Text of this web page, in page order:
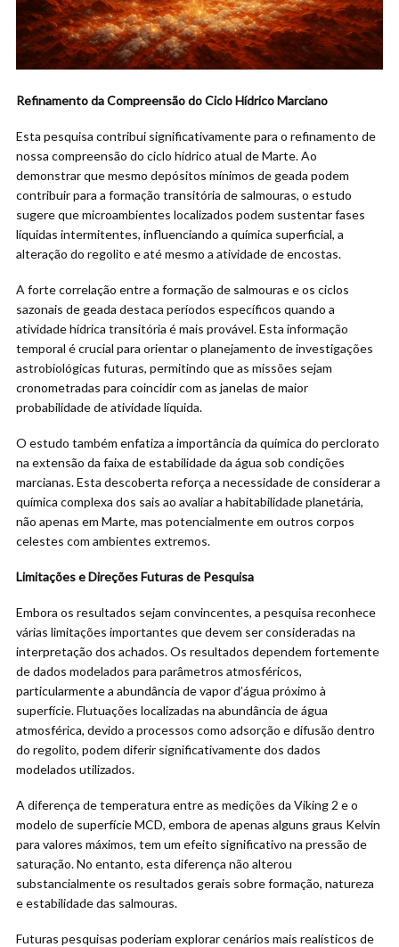
Refinamento da Compreensão do Ciclo Hídrico Marciano
Esta pesquisa contribui significativamente para o refinamento de
nossa compreensão do ciclo hídrico atual de Marte. Ao
demonstrar que mesmo depósitos mínimos de geada podem
contribuir para a formação transitória de salmouras, o estudo
sugere que microambientes localizados podem sustentar fases
líquidas intermitentes, influenciando a química superficial, a
alteração do regolito e até mesmo a atividade de encostas.
A forte correlação entre a formação de salmouras e os ciclos
sazonais de geada destaca períodos específicos quando a
atividade hídrica transitória é mais provável. Esta informação
temporal é crucial para orientar o planejamento de investigações
astrobiológicas futuras, permitindo que as missões sejam
cronometradas para coincidir com as janelas de maior
probabilidade de atividade líquida.
O estudo também enfatiza a importância da química do perclorato
na extensão da faixa de estabilidade da água sob condições
marcianas. Esta descoberta reforça a necessidade de considerar a
química complexa dos sais ao avaliar a habitabilidade planetária,
não apenas em Marte, mas potencialmente em outros corpos
celestes com ambientes extremos.
Limitações e Direções Futuras de Pesquisa
Embora os resultados sejam convincentes, a pesquisa reconhece
várias limitações importantes que devem ser consideradas na
interpretação dos achados. Os resultados dependem fortemente
de dados modelados para parâmetros atmosféricos,
particularmente a abundância de vapor d’água próximo à
superfície. Flutuações localizadas na abundância de água
atmosférica, devido a processos como adsorção e difusão dentro
do regolito, podem diferir significativamente dos dados
modelados utilizados.
A diferença de temperatura entre as medições da Viking 2 e o
modelo de superfície MCD, embora de apenas alguns graus Kelvin
para valores máximos, tem um efeito significativo na pressão de
saturação. No entanto, esta diferença não alterou
substancialmente os resultados gerais sobre formação, natureza
e estabilidade das salmouras.
Futuras pesquisas poderiam explorar cenários mais realísticos de